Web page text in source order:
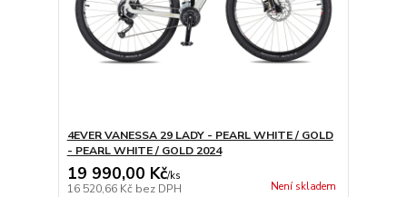
4EVER VANESSA 29 LADY - PEARL WHITE / GOLD
- PEARL WHITE / GOLD 2024
19 990,00 Kč/ks
16 520,66 Kč bez DPH Není skladem